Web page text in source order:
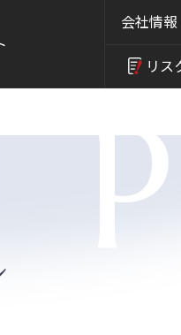
会社情報
リス